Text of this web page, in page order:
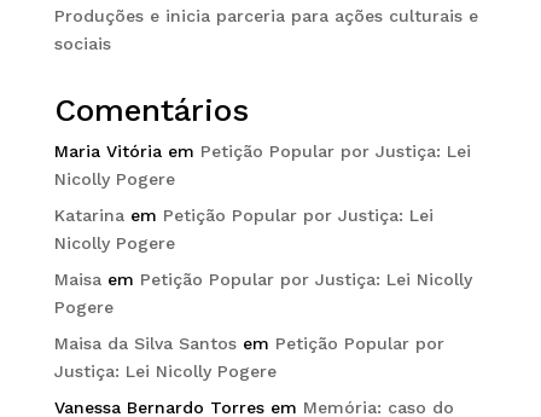
Produções e inicia parceria para ações culturais e
sociais
Comentários
Maria Vitóriaem Petição Popular por Justiça: Lei
Nicolly Pogere
Katarinaem Petição Popular por Justiça: Lei
Nicolly Pogere
Maisaem Petição Popular por Justiça: Lei Nicolly
Pogere
Maisa da Silva Santosem Petição Popular por
Justiça: Lei Nicolly Pogere
Vanessa Bernardo Torresem Memória: caso do